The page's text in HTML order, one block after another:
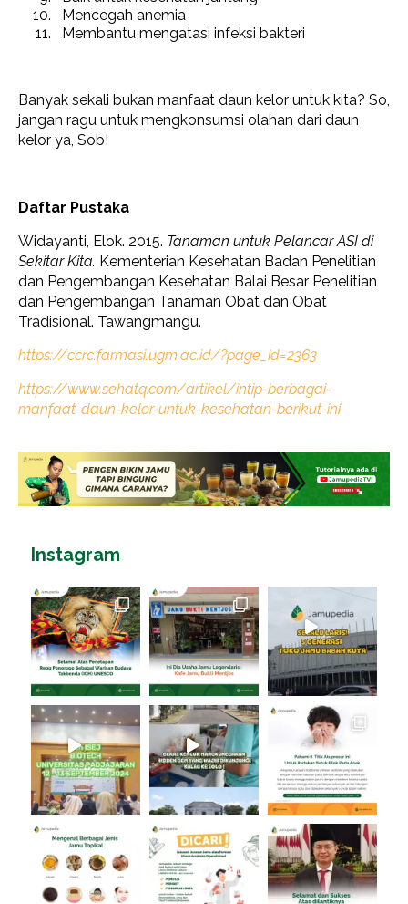
Mencegah anemia
Membantu mengatasi infeksi bakteri
Banyak sekali bukan manfaat daun kelor untuk kita? So,
jangan ragu untuk mengkonsumsi olahan dari daun
kelor ya, Sob!
Daftar Pustaka
Widayanti, Elok. 2015. Tanaman untuk Pelancar ASI di
Sekitar Kita. Kementerian Kesehatan Badan Penelitian
dan Pengembangan Kesehatan Balai Besar Penelitian
dan Pengembangan Tanaman Obat dan Obat
Tradisional. Tawangmangu.
https://ccrc.farmasi.ugm.ac.id/?page_id=2363
https://www.sehatq.com/artikel/intip-berbagai-
manfaat-daun-kelor-untuk-kesehatan-berikut-ini
Instagram